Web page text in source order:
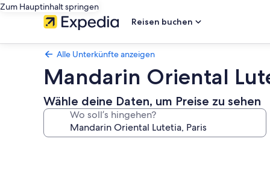
Zum Hauptinhalt springen
Reisen buchen
Alle Unterkünfte anzeigen
Mandarin Oriental
Wähle deine Daten, um Preise zu sehen
Wo soll’s hingehen?